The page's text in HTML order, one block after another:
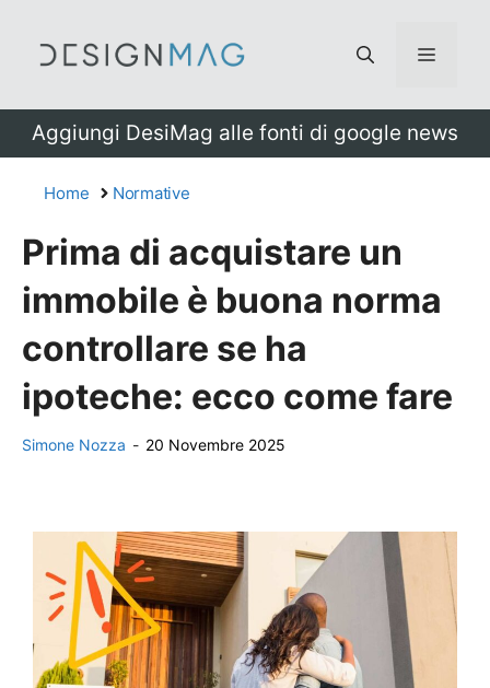
Menu
Aggiungi DesiMag alle fonti di google news
Home Normative
Prima di acquistare un
immobile è buona norma
controllare se ha
ipoteche: ecco come fare
Simone Nozza - 20 Novembre 2025